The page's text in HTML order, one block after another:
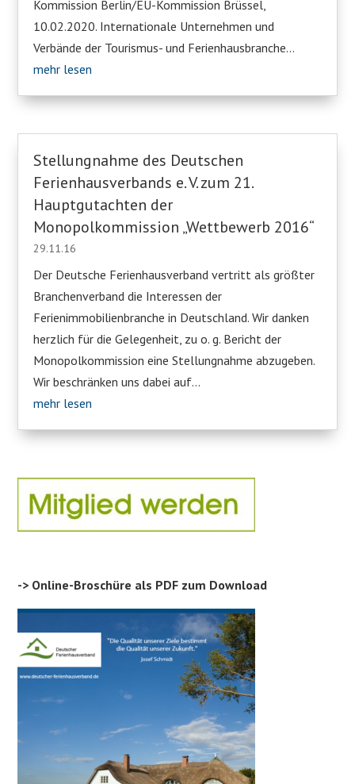
Kommission Berlin/EU-Kommission Brüssel,
10.02.2020. Internationale Unternehmen und
Verbände der Tourismus- und Ferienhausbranche...
mehr lesen
Stellungnahme des Deutschen
Ferienhausverbands e. V. zum 21.
Hauptgutachten der
Monopolkommission „Wettbewerb 2016“
29.11.16
Der Deutsche Ferienhausverband vertritt als größter
Branchenverband die Interessen der
Ferienimmobilienbranche in Deutschland. Wir danken
herzlich für die Gelegenheit, zu o. g. Bericht der
Monopolkommission eine Stellungnahme abzugeben.
Wir beschränken uns dabei auf...
mehr lesen
-> Online-Broschüre als PDF zum Download